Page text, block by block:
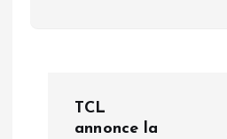
TCL
annonce la